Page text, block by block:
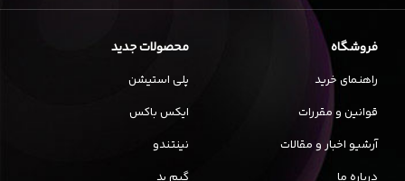
فروشگاه
راهنمای خرید
قوانین و مقررات
آرشیو اخبار و مقالات
درباره ما
محصولات جدید
پلی استیشن
ایکس باکس
نینتندو
گیم پد